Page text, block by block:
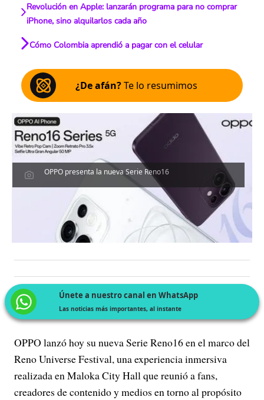
Revolución en Apple: lanzarán programa para no comprar
iPhone, sino alquilarlos cada año
Cómo Colombia aprendió a pagar con el celular
¿De afán?Te lo resumimos
OPPO presenta la nueva Serie Reno16
Únete a nuestro canal en WhatsApp
Las noticias más importantes, al instante
OPPO lanzó hoy su nueva Serie Reno16 en el marco del
Reno Universe Festival, una experiencia inmersiva
realizada en Maloka City Hall que reunió a fans,
creadores de contenido y medios en torno al propósito